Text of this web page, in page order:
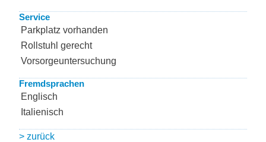
Service
Parkplatz vorhanden
Rollstuhl gerecht
Vorsorgeuntersuchung
Fremdsprachen
Englisch
Italienisch
> zurück